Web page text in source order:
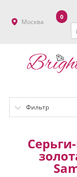
Москва
0
Фильтр